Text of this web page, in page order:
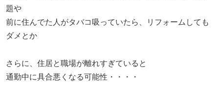
題や
前に住んでた人がタバコ吸っていたら、リフォームしても
ダメとか
さらに、住居と職場が離れすぎていると
通勤中に具合悪くなる可能性・・・・